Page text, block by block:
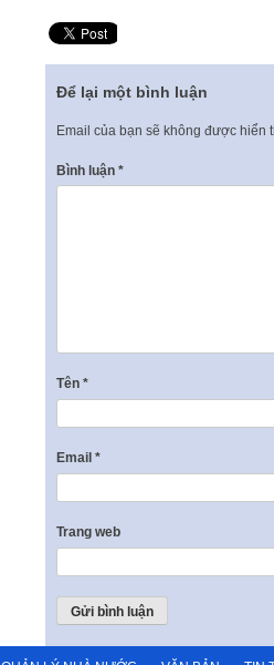
Để lại một bình luận
Email của bạn sẽ không được hiển
Bình luận *
Tên *
Email *
Trang web